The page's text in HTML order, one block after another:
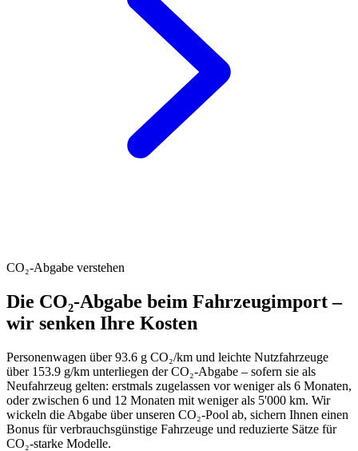
CO₂-Abgabe verstehen
Die CO₂-Abgabe beim Fahrzeugimport –
wir senken Ihre Kosten
Personenwagen über 93.6 g CO₂/km und leichte Nutzfahrzeuge
über 153.9 g/km unterliegen der CO₂-Abgabe – sofern sie als
Neufahrzeug gelten: erstmals zugelassen vor weniger als 6 Monaten,
oder zwischen 6 und 12 Monaten mit weniger als 5'000 km. Wir
wickeln die Abgabe über unseren CO₂-Pool ab, sichern Ihnen einen
Bonus für verbrauchsgünstige Fahrzeuge und reduzierte Sätze für
CO₂-starke Modelle.